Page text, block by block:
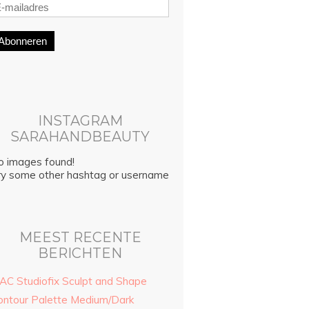
INSTAGRAM
SARAHANDBEAUTY
images found!
some other hashtag or username
MEEST RECENTE
BERICHTEN
Studiofix Sculpt and Shape
Palette Medium/Dark